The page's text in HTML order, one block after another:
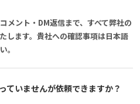
メント・DM返信まで、すべて弊社の
します。貴社への確認事項は日本語
。
ていませんが依頼できますか？